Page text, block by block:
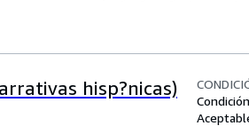
hisp?nicas)